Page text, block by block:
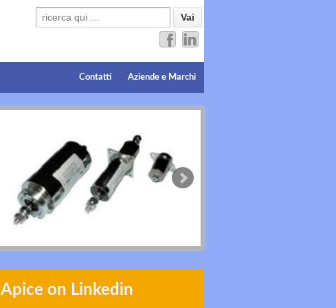
Search for:
Aziende e Marchi
Contatti
Apice on Linkedin